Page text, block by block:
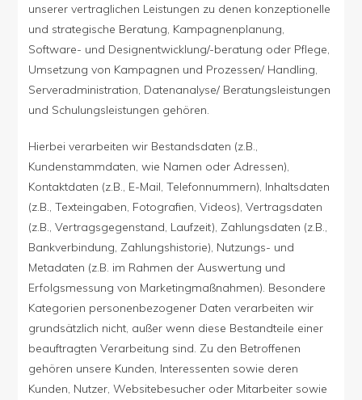
unserer vertraglichen Leistungen zu denen konzeptionelle
und strategische Beratung, Kampagnenplanung,
Software- und Designentwicklung/-beratung oder Pflege,
Umsetzung von Kampagnen und Prozessen/ Handling,
Serveradministration, Datenanalyse/ Beratungsleistungen
und Schulungsleistungen gehören.
Hierbei verarbeiten wir Bestandsdaten (z.B.,
Kundenstammdaten, wie Namen oder Adressen),
Kontaktdaten (z.B., E-Mail, Telefonnummern), Inhaltsdaten
(z.B., Texteingaben, Fotografien, Videos), Vertragsdaten
(z.B., Vertragsgegenstand, Laufzeit), Zahlungsdaten (z.B.,
Bankverbindung, Zahlungshistorie), Nutzungs- und
Metadaten (z.B. im Rahmen der Auswertung und
Erfolgsmessung von Marketingmaßnahmen). Besondere
Kategorien personenbezogener Daten verarbeiten wir
grundsätzlich nicht, außer wenn diese Bestandteile einer
beauftragten Verarbeitung sind. Zu den Betroffenen
gehören unsere Kunden, Interessenten sowie deren
Kunden, Nutzer, Websitebesucher oder Mitarbeiter sowie